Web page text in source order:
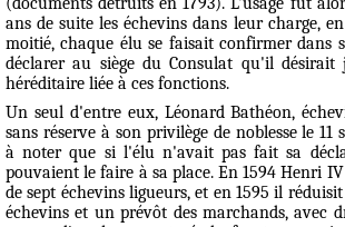
ans de suite les échevins dans leur charge,
moitié, chaque élu se faisait confirmer dans
déclarer au siège du Consulat qu'il désirait
héréditaire liée à ces fonctions.
Un seul d'entre eux, Léonard Bathéon,
sans réserve à son privilège de noblesse le 11
à noter que si l'élu n'avait pas fait sa
pouvaient le faire à sa place. En 1594 Henri
de sept échevins ligueurs, et en 1595 il
échevins et un prévôt des marchands, avec